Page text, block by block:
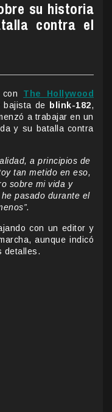
su historia
contra el
con The Hollywood
de blink-182,
a trabajar en un
y su batalla contra
a principios de
tan metido en eso,
sobre mi vida y
pasado durante el
con un editor y
aunque indicó
detalles.